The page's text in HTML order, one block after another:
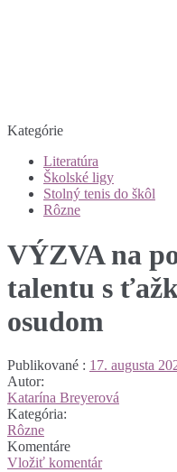
Kategórie
Literatúra
Školské ligy
Stolný tenis do škôl
Rôzne
VÝZVA na
talentu s
osudom
Publikované : 17. augusta
Autor:
Katarína Breyerová
Kategória:
Rôzne
Komentáre
Vložiť komentár